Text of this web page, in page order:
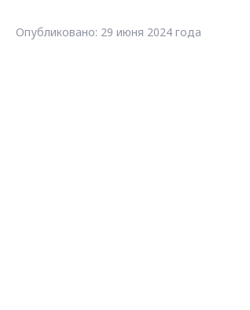
Опубликовано: 29 июня 2024 года